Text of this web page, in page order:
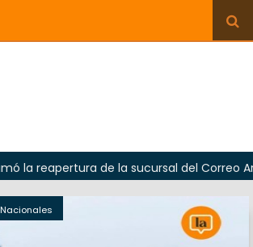
de la sucursal del Correo Argentino
Nacionales